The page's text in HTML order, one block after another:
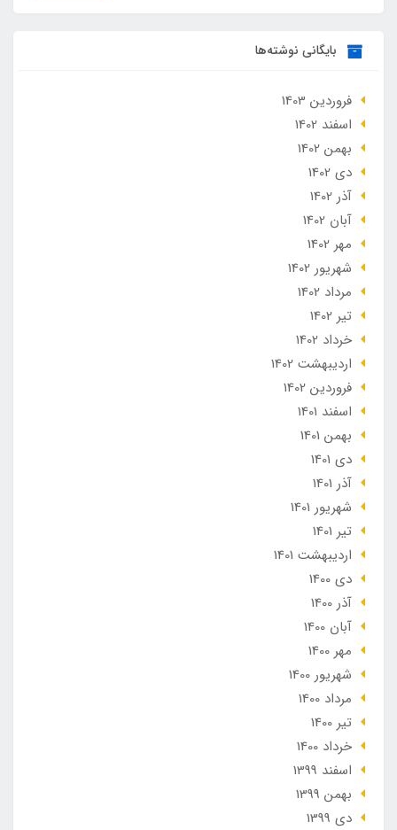
بایگانی نوشته‌ها
فروردین 1403
اسفند 1402
بهمن 1402
دی 1402
آذر 1402
آبان 1402
مهر 1402
شهریور 1402
مرداد 1402
تير 1402
خرداد 1402
ارديبهشت 1402
فروردین 1402
اسفند 1401
بهمن 1401
دی 1401
آذر 1401
شهریور 1401
تير 1401
ارديبهشت 1401
دی 1400
آذر 1400
آبان 1400
مهر 1400
شهریور 1400
مرداد 1400
تير 1400
خرداد 1400
اسفند 1399
بهمن 1399
دی 1399